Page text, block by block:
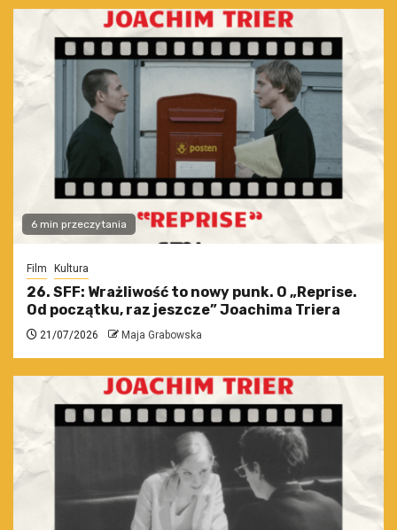
6 min przeczytania
Film Kultura
26. SFF: Wrażliwość to nowy punk. O „Reprise.
Od początku, raz jeszcze” Joachima Triera
21/07/2026 Maja Grabowska